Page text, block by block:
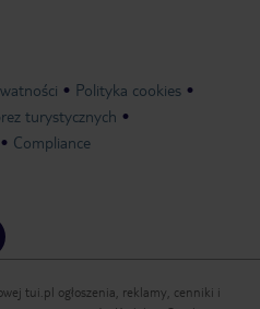
Polityka cookies
turystycznych
Compliance
tui.pl ogłoszenia, reklamy, cenniki i